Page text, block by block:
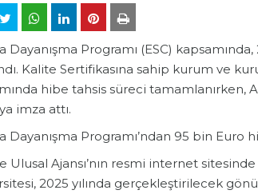
Dayanışma Programı (ESC)
Kalite Sertifikasına sahip kurum ve
hibe tahsis süreci tamamlanırken,
imza attı.
Dayanışma Programı’ndan 95 bin Euro
Ulusal Ajansı’nın resmi internet
2025 yılında gerçekleştirilecek